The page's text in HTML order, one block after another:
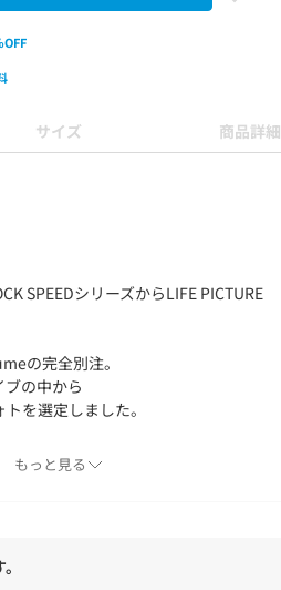
サイズ 商品詳細
SPEEDシリーズからLIFE PICTURE
の完全別注。
の中から
を選定しました。
ことで
ックスピード】
もっと見る